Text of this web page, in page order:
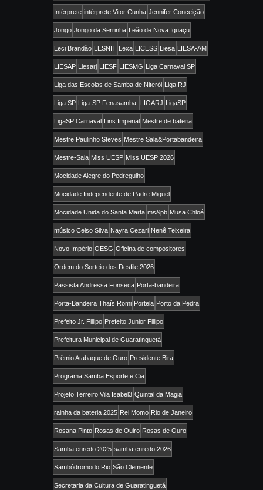
Intérprete intérprete Vitor Cunha Jennifer Conceição
Jongo Jongo da Serrinha Leão de Nova Iguaçu
Leci Brandão LESNIT Lexa LICESS Liesa LIESA-AM
LIESAP Liesarj LIESF LIESMG Liga Carnaval SP
Liga das Escolas de Samba de Niterói Liga RJ
Liga SP Liga-SP Fenasamba. LIGARJ LigaSP
LigaSP Carnaval Lins Imperial Mestre de bateria
Mestre Paulinho Steves Mestre Sala&Portabandeira
Mestre-Sala Miss UESP Miss UESP 2026
Mocidade Alegre do Pedregulho
Mocidade Independente de Padre Miguel
Mocidade Unida do Santa Marta ms&pb Musa Chloé
músico Celso Silva Nayra Cezari Nenê Teixeira
Novo Império OESG Oficina de compositores
Ordem do Sorteio dos Desfile 2026
Passista Andressa Fonseca Porta-bandeira
Porta-Bandeira Thaís Romi Portela Porto da Pedra
Prefeito Jr. Fillipo Prefeito Junior Fillipo
Prefeitura Municipal de Guaratinguetá
Prêmio Atabaque de Ouro Presidente Bira
Programa Samba Esporte e Cia
Projeto Terreiro Vila Isabel3 Quintal da Magia
rainha da bateria 2025 Rei Momo Rio de Janeiro
Rosana Pinto Rosas de Ouiro Rosas de Ouro
Samba enredo 2025 samba enredo 2026
Sambódromodo Rio São Clemente
Secretaria da Cultura de Guaratinguetá